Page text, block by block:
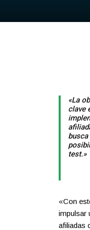
«La
clave
test.»
«Con
impulsar
afiliadas